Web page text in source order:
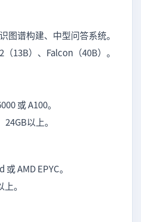
图谱构建、中型问答系统。
（13B）、Falcon（40B）。
或 A100。
以上。
AMD EPYC。
。